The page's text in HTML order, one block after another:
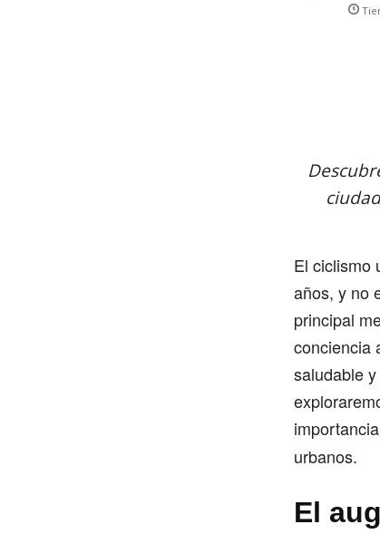
El ciclismo
años, y no
principal
conciencia
saludable
urbanos.
El